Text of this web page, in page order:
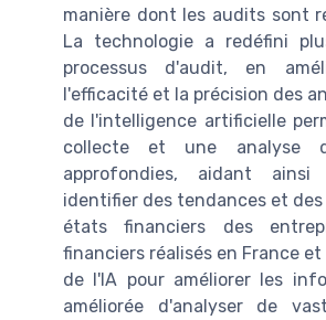
manière dont les audits sont
La technologie a redéfini
processus d'audit, en
l'efficacité et la précision des
de l'intelligence artificielle
collecte et une analyse
approfondies, aidant
identifier des tendances et des
états financiers des
financiers réalisés en France
de l'IA pour améliorer les
améliorée d'analyser de